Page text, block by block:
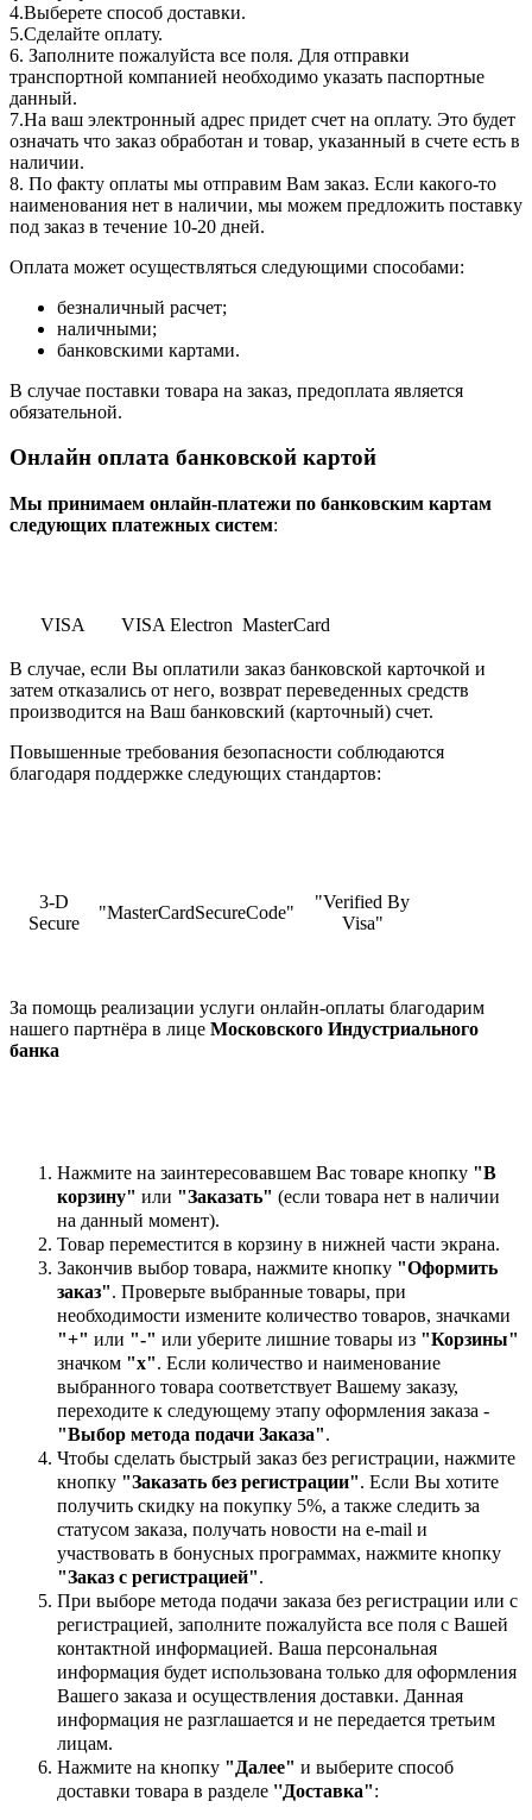
4.Выберете способ доставки.
5.Сделайте оплату.
6. Заполните пожалуйста все поля. Для отправки
транспортной компанией необходимо указать паспортные
данный.
7.На ваш электронный адрес придет счет на оплату. Это будет
означать что заказ обработан и товар, указанный в счете есть в
наличии.
8. По факту оплаты мы отправим Вам заказ. Если какого-то
наименования нет в наличии, мы можем предложить поставку
под заказ в течение 10-20 дней.
Оплата может осуществляться следующими способами:
безналичный расчет;
наличными;
банковскими картами.
В случае поставки товара на заказ, предоплата является
обязательной.
Онлайн оплата банковской картой
Мы принимаем онлайн-платежи по банковским картам
cледующих платежных систем:
VISA VISA Electron MasterCard
В случае, если Вы оплатили заказ банковской карточкой и
затем отказались от него, возврат переведенных средств
производится на Ваш банковский (карточный) счет.
Повышенные требования безопасности соблюдаются
благодаря поддержке следующих стандартов:
3-D
Secure
"MasterCardSecureCode"
"Verified By
Visa"
За помощь реализации услуги онлайн-оплаты благодарим
нашего партнёра в лице Московского Индустриального
банка
Нажмите на заинтересовавшем Вас товаре кнопку "В
корзину" или "Заказать" (если товара нет в наличии
на данный момент).
Товар переместится в корзину в нижней части экрана.
Закончив выбор товара, нажмите кнопку "Оформить
заказ". Проверьте выбранные товары, при
необходимости измените количество товаров, значками
"+" или "-" или уберите лишние товары из "Корзины"
значком "х". Если количество и наименование
выбранного товара соответствует Вашему заказу,
переходите к следующему этапу оформления заказа -
"Выбор метода подачи Заказа".
Чтобы сделать быстрый заказ без регистрации, нажмите
кнопку "Заказать без регистрации". Если Вы хотите
получить скидку на покупку 5%, а также следить за
статусом заказа, получать новости на e-mail и
участвовать в бонусных программах, нажмите кнопку
"Заказ с регистрацией".
При выборе метода подачи заказа без регистрации или с
регистрацией, заполните пожалуйста все поля с Вашей
контактной информацией. Ваша персональная
информация будет использована только для оформления
Вашего заказа и осуществления доставки. Данная
информация не разглашается и не передается третьим
лицам.
Нажмите на кнопку "Далее" и выберите способ
доставки товара в разделе ''Доставка":